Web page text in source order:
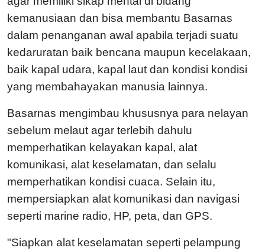
kemanusiaan dan bisa membantu Basarnas
dalam penanganan awal apabila terjadi suatu
kedaruratan baik bencana maupun kecelakaan,
baik kapal udara, kapal laut dan kondisi kondisi
yang membahayakan manusia lainnya.
Basarnas mengimbau khususnya para nelayan
sebelum melaut agar terlebih dahulu
memperhatikan kelayakan kapal, alat
komunikasi, alat keselamatan, dan selalu
memperhatikan kondisi cuaca. Selain itu,
mempersiapkan alat komunikasi dan navigasi
seperti marine radio, HP, peta, dan GPS.
"Siapkan alat keselamatan seperti pelampung